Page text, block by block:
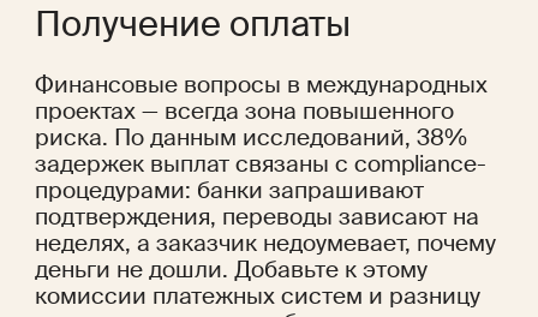
Получение оплаты
Финансовые вопросы в международных
проектах — всегда зона повышенного
риска. По данным исследований, 38%
задержек выплат связаны с compliance-
процедурами: банки запрашивают
подтверждения, переводы зависают на
неделях, а заказчик недоумевает, почему
деньги не дошли. Добавьте к этому
комиссии платежных систем и разницу